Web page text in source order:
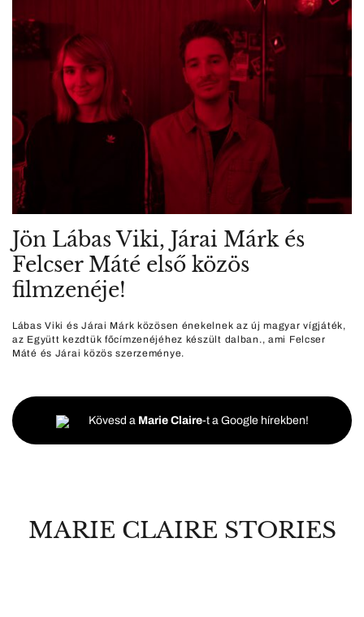
Jön Lábas Viki, Járai Márk és
Felcser Máté első közös
filmzenéje!
Lábas Viki és Járai Márk közösen énekelnek az új magyar vígjáték,
az Együtt kezdtük főcímzenéjéhez készült dalban., ami Felcser
Máté és Járai közös szerzeménye.
Kövesd a Marie Claire-t a Google hírekben!
MARIE CLAIRE STORIES